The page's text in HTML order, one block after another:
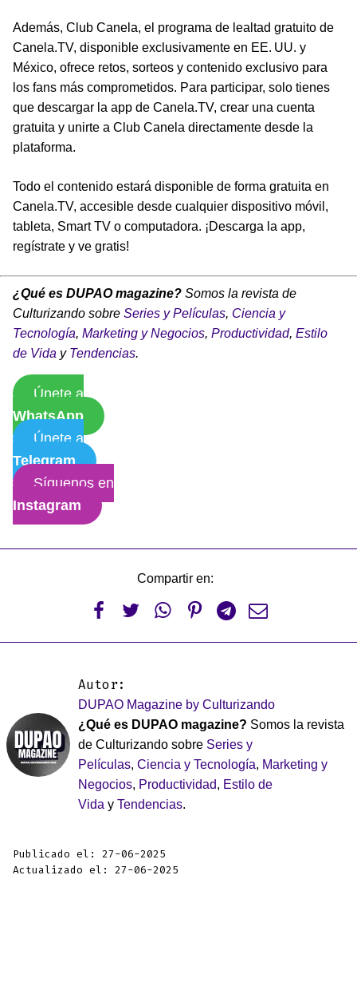
Además, Club Canela, el programa de lealtad gratuito de
Canela.TV, disponible exclusivamente en EE. UU. y
México, ofrece retos, sorteos y contenido exclusivo para
los fans más comprometidos. Para participar, solo tienes
que descargar la app de Canela.TV, crear una cuenta
gratuita y unirte a Club Canela directamente desde la
plataforma.
Todo el contenido estará disponible de forma gratuita en
Canela.TV, accesible desde cualquier dispositivo móvil,
tableta, Smart TV o computadora. ¡Descarga la app,
regístrate y ve gratis!
¿Qué es DUPAO magazine? Somos la revista de
Culturizando sobre Series y Películas, Ciencia y
Tecnología, Marketing y Negocios, Productividad, Estilo
de Vida y Tendencias.
Únete a
WhatsApp
Únete a
Telegram
Síguenos en
Instagram
Compartir en:
     
Autor:
DUPAO Magazine by Culturizando
¿Qué es DUPAO magazine? Somos la revista
de Culturizando sobre Series y
Películas, Ciencia y Tecnología, Marketing y
Negocios, Productividad, Estilo de
Vida y Tendencias.
Publicado el: 27-06-2025
Actualizado el: 27-06-2025